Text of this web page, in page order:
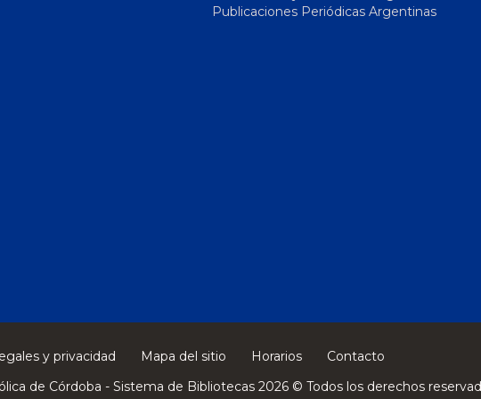
Publicaciones Periódicas Argentinas
y privacidad Mapa del sitio Horarios
Contacto
de Córdoba - Sistema de Bibliotecas 2026 © Todos los derechos